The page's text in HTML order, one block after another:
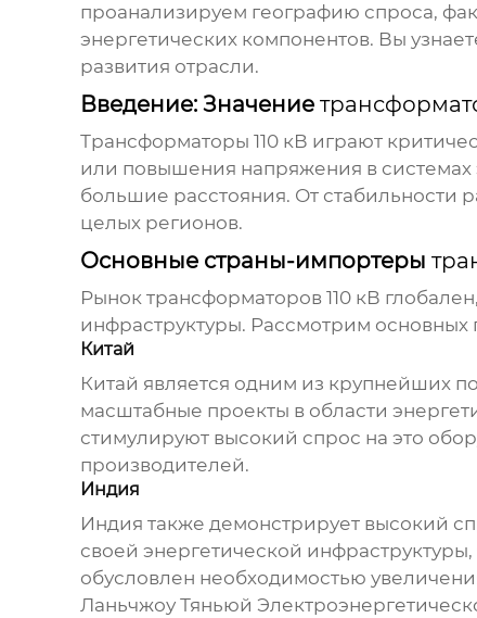
проанализируем географию спроса,
энергетических компонентов. Вы
развития отрасли.
Введение: Значение
Трансформаторы 110 кВ играют
или повышения напряжения в системах
большие расстояния. От стабильности
целых регионов.
Основные страны-импортеры
Рынок трансформаторов 110 кВ
инфраструктуры. Рассмотрим основных
Китай
Китай является одним из крупнейших
масштабные проекты в области
стимулируют высокий спрос на это
производителей.
Индия
Индия также демонстрирует высокий
своей энергетической
обусловлен необходимостью
Ланьчжоу Тяньюй